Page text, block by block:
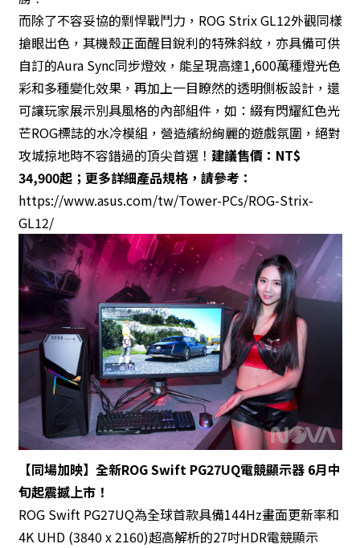
而除了不容妥協的剽悍戰鬥力，ROG Strix GL12外觀同樣
搶眼出色，其機殼正面醒目銳利的特殊斜紋，亦具備可供
自訂的Aura Sync同步燈效，能呈現高達1,600萬種燈光色
彩和多種變化效果，再加上一目瞭然的透明側板設計，還
可讓玩家展示別具風格的內部組件，如：綴有閃耀紅色光
芒ROG標誌的水冷模組，營造繽紛絢麗的遊戲氛圍，絕對
攻城掠地時不容錯過的頂尖首選！ 建議售價：NT$
34,900起； 更多詳細產品規格，請參考：
https://www.asus.com/tw/Tower-PCs/ROG-Strix-
GL12/
【同場加映】全新ROG Swift PG27UQ電競顯示器 6月中
旬起震撼上市！
ROG Swift PG27UQ為全球首款具備144Hz畫面更新率和
4K UHD (3840 x 2160)超高解析的27吋HDR電競顯示